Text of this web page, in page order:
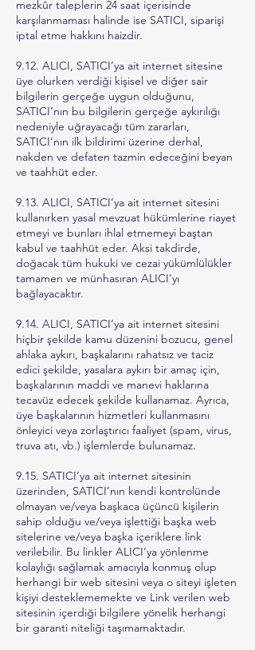
mezkûr taleplerin 24 saat içerisinde
karşılanmaması halinde ise SATICI, siparişi
iptal etme hakkını haizdir.
9.12. ALICI, SATICI’ya ait internet sitesine
üye olurken verdiği kişisel ve diğer sair
bilgilerin gerçeğe uygun olduğunu,
SATICI’nın bu bilgilerin gerçeğe aykırılığı
nedeniyle uğrayacağı tüm zararları,
SATICI’nın ilk bildirimi üzerine derhal,
nakden ve defaten tazmin edeceğini beyan
ve taahhüt eder.
9.13. ALICI, SATICI’ya ait internet sitesini
kullanırken yasal mevzuat hükümlerine riayet
etmeyi ve bunları ihlal etmemeyi baştan
kabul ve taahhüt eder. Aksi takdirde,
doğacak tüm hukuki ve cezai yükümlülükler
tamamen ve münhasıran ALICI’yı
bağlayacaktır.
9.14. ALICI, SATICI’ya ait internet sitesini
hiçbir şekilde kamu düzenini bozucu, genel
ahlaka aykırı, başkalarını rahatsız ve taciz
edici şekilde, yasalara aykırı bir amaç için,
başkalarının maddi ve manevi haklarına
tecavüz edecek şekilde kullanamaz. Ayrıca,
üye başkalarının hizmetleri kullanmasını
önleyici veya zorlaştırıcı faaliyet (spam, virus,
truva atı, vb.) işlemlerde bulunamaz.
9.15. SATICI’ya ait internet sitesinin
üzerinden, SATICI’nın kendi kontrolünde
olmayan ve/veya başkaca üçüncü kişilerin
sahip olduğu ve/veya işlettiği başka web
sitelerine ve/veya başka içeriklere link
verilebilir. Bu linkler ALICI’ya yönlenme
kolaylığı sağlamak amacıyla konmuş olup
herhangi bir web sitesini veya o siteyi işleten
kişiyi desteklememekte ve Link verilen web
sitesinin içerdiği bilgilere yönelik herhangi
bir garanti niteliği taşımamaktadır.